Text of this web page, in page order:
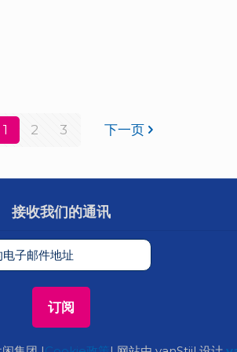
1 2 3 下一页
接收我们的通讯